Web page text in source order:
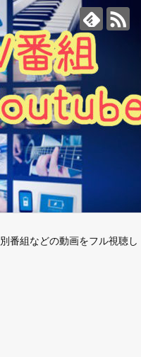
番組などの動画をフル視聴し